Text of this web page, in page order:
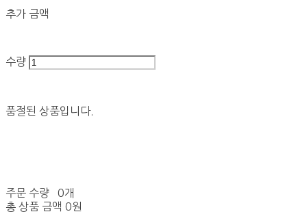
추가 금액
수량
품절된 상품입니다.
주문 수량
0개
총 상품 금액 0원